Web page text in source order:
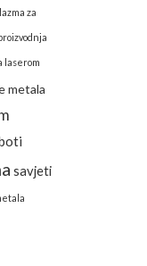
za
laserom
metala
savjeti